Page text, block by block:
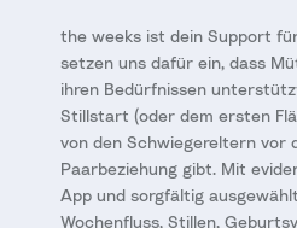
the weeks ist dein Support
setzen uns dafür ein, dass
ihren Bedürfnissen
Stillstart (oder dem ersten
von den Schwiegereltern vor
Paarbeziehung gibt. Mit
App und sorgfältig
Wochenfluss, Stillen,